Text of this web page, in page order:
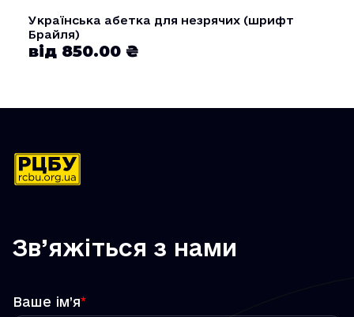
Українська абетка для незрячих (шрифт
Брайля)
від 850.00 ₴
Зв’яжіться з нами
Ваше ім’я*